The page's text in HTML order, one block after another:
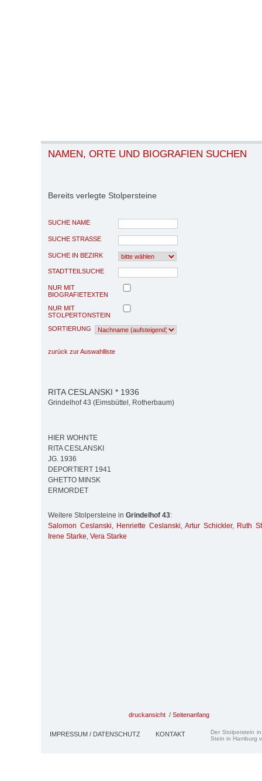
NAMEN, ORTE UND BIOGRAFIEN SUCHEN
Bereits verlegte Stolpersteine
SUCHE NAME
SUCHE STRASSE
SUCHE IN BEZIRK
STADTTEILSUCHE
NUR MIT
BIOGRAFIETEXTEN
NUR MIT
STOLPERTONSTEIN
SORTIERUNG
zurück zur Auswahlliste
RITA CESLANSKI * 1936
Grindelhof 43 (Eimsbüttel, Rotherbaum)
HIER WOHNTE
RITA CESLANSKI
JG. 1936
DEPORTIERT 1941
GHETTO MINSK
ERMORDET
Weitere Stolpersteine in Grindelhof 43:
Salomon Ceslanski, Henriette Ceslanski,Artur Schickler, Ruth
Irene Starke, Vera Starke
druckansicht / Seitenanfang
IMPRESSUM / DATENSCHUTZ KONTAKT
Der Stolperstein
Stein in Hamburg